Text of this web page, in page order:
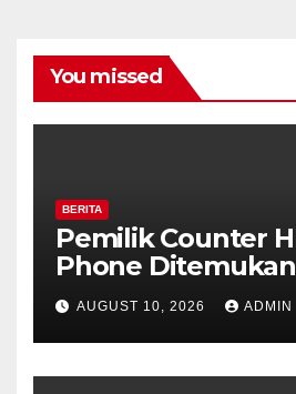
You missed
BERITA
Pemilik Counter
Phone Ditemukan
Meninggal di
Grobogan, Polisi
Keterkaitan
Pencurian.
AUGUST 10, 2026 ADMIN